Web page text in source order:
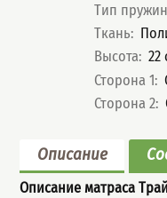
Тип пружин
Ткань:
Высота: 22
Сторона 1:
Сторона 2:
Описание
Описание матраса